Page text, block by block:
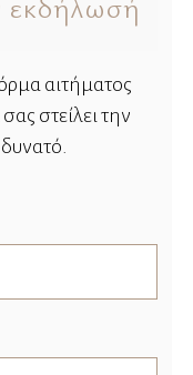
αιτήματος
στείλει την